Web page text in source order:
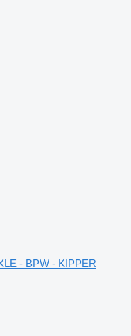
- BPW - KIPPER